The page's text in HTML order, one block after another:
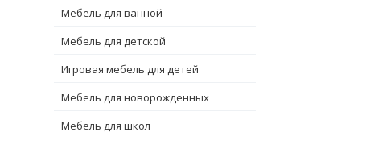
Мебель для ванной
Мебель для детской
Игровая мебель для детей
Мебель для новорожденных
Мебель для школ